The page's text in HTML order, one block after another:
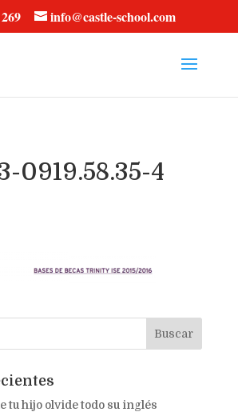
info@castle-school.com
0919.58.35-4
tu hijo olvide todo su inglés